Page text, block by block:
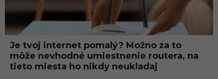
e
r
Je tvoj internet pomalý? Možno za to
môže nevhodné umiestnenie routera, na
tieto miesta ho nikdy neukladaj